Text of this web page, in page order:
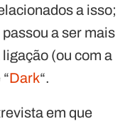
a isso;
a ser mais
(ou com a
Dark“.
em que